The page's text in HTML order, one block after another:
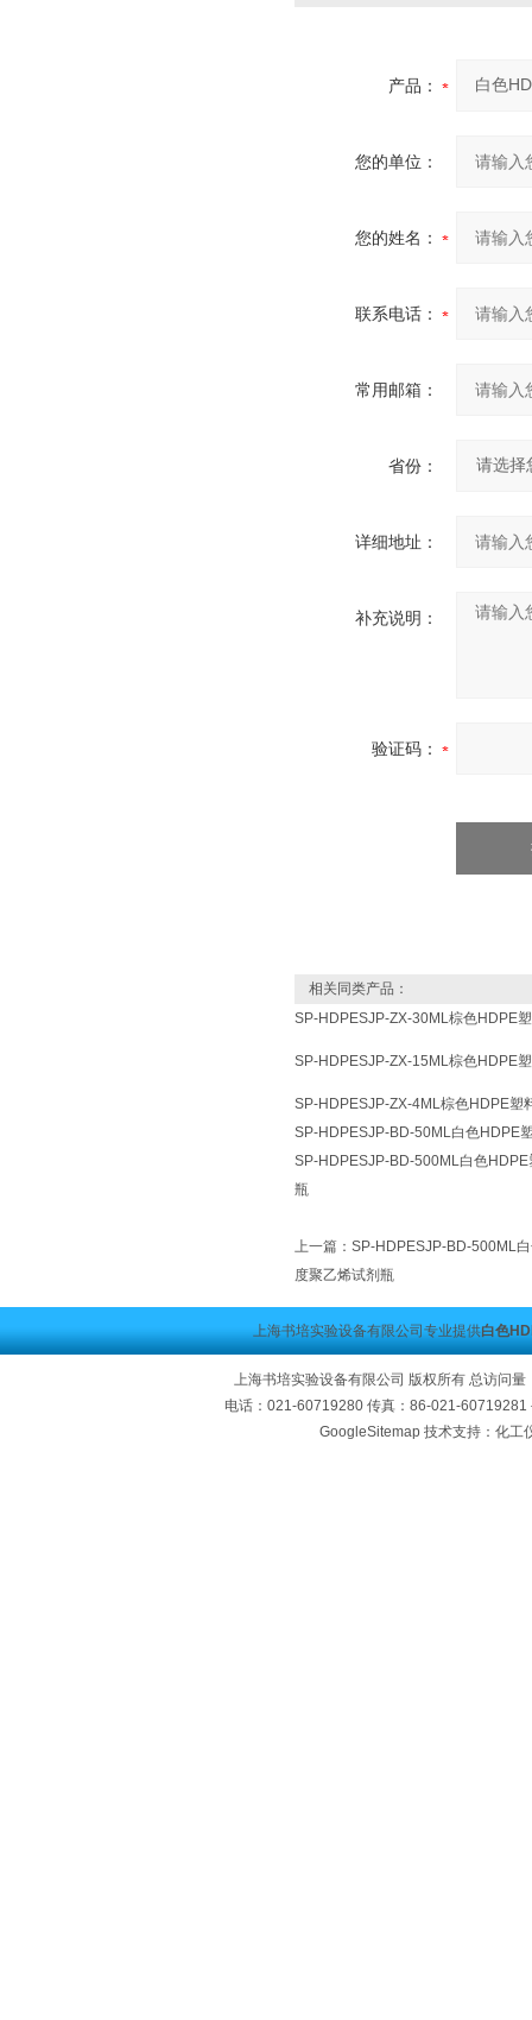
产品：
您的单位：
您的姓名：
联系电话：
常用邮箱：
省份：
详细地址：
补充说明：
验证码：
相关同类产品：
SP-HDPESJP-ZX-30ML棕色HDPE
SP-HDPESJP-ZX-15ML棕色HDPE
SP-HDPESJP-ZX-4ML棕色HDPE塑
SP-HDPESJP-BD-50ML白色HDPE
SP-HDPESJP-BD-500ML白色
瓶
上一篇： SP-HDPESJP-BD-500ML
度聚乙烯试剂瓶
上海书培实验设备有限公司专业提供白色
上海书培实验设备有限公司 版权所有 总访问量
电话：021-60719280 传真：86-021-
GoogleSitemap技术支持：化工